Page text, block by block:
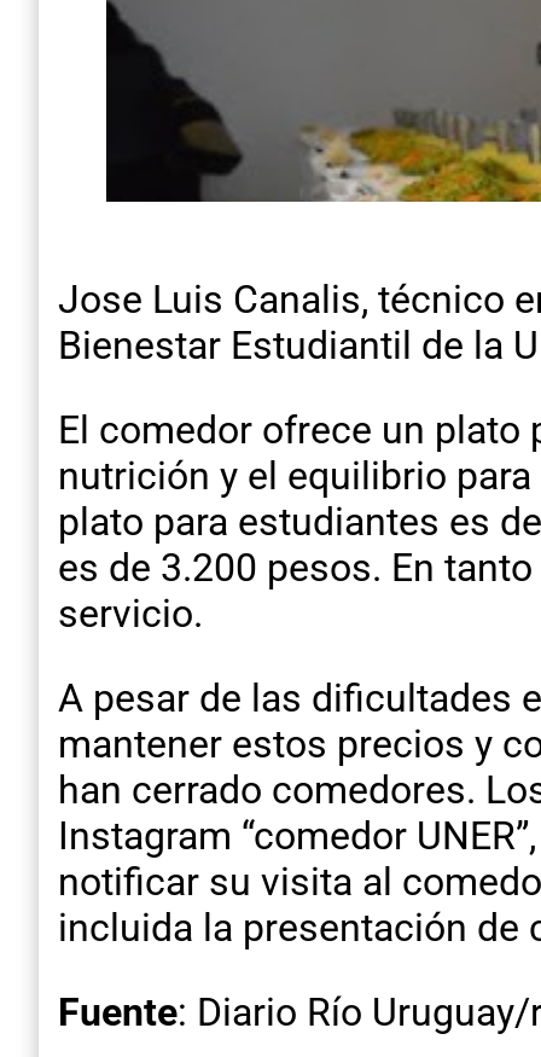
Jose Luis Canalis, técnico
Bienestar Estudiantil de la
El comedor ofrece un plato
nutrición y el equilibrio
plato para estudiantes es
es de 3.200 pesos. En
servicio.
A pesar de las dificultades
mantener estos precios y
han cerrado comedores.
Instagram “comedor
notificar su visita al
incluida la presentación
Fuente: Diario Río